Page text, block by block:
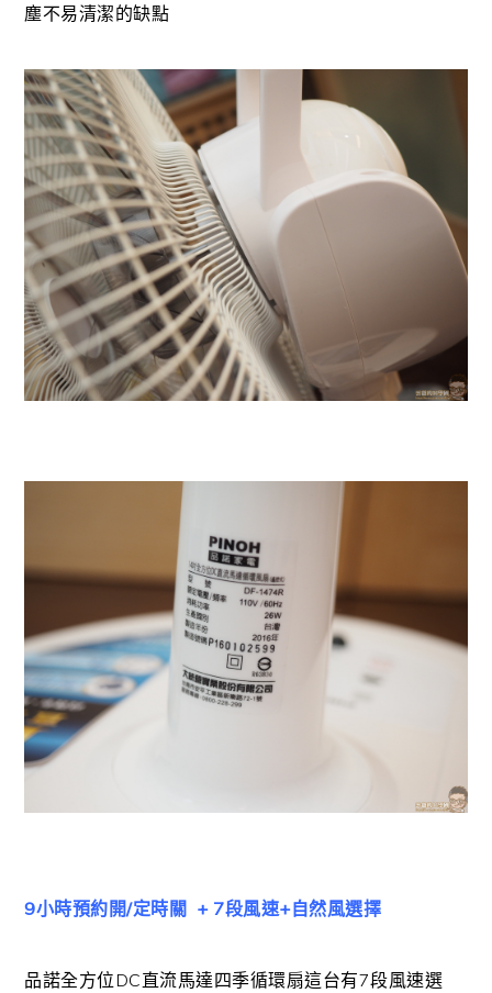
塵不易清潔的缺點
9小時預約開/定時關 + 7段風速+自然風選擇
品諾全方位DC直流馬達四季循環扇這台有7段風速選